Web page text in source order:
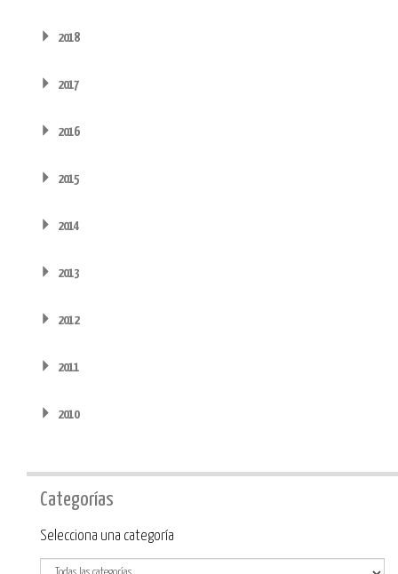
2018
2017
2016
2015
2014
2013
2012
2011
2010
Categorías
Categoría
Selecciona una categoría